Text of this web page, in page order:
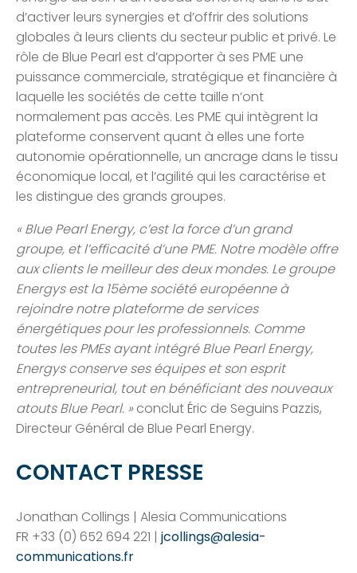
d’activer leurs synergies et d’offrir des solutions
globales à leurs clients du secteur public et privé. Le
rôle de Blue Pearl est d’apporter à ses PME une
puissance commerciale, stratégique et financière à
laquelle les sociétés de cette taille n’ont
normalement pas accès. Les PME qui intègrent la
plateforme conservent quant à elles une forte
autonomie opérationnelle, un ancrage dans le tissu
économique local, et l’agilité qui les caractérise et
les distingue des grands groupes.
« Blue Pearl Energy, c’est la force d’un grand
groupe, et l’efficacité d’une PME. Notre modèle offre
aux clients le meilleur des deux mondes. Le groupe
Energys est la 15ème société européenne à
rejoindre notre plateforme de services
énergétiques pour les professionnels. Comme
toutes les PMEs ayant intégré Blue Pearl Energy,
Energys conserve ses équipes et son esprit
entrepreneurial, tout en bénéficiant des nouveaux
atouts Blue Pearl. »conclut Éric de Seguins Pazzis,
Directeur Général de Blue Pearl Energy.
CONTACT PRESSE
Jonathan Collings | Alesia Communications
FR +33 (0) 652 694 221 | jcollings@alesia-
communications.fr